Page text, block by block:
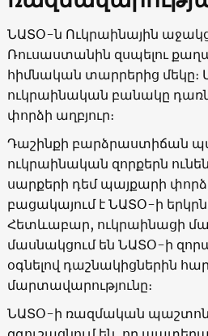
ՆԱՏՕ-ն Ուկրաինային
Ռուսաստանին զսպելու
հիմնական տարրերից մեկը։
ուկրաինական բանակը
փորձի աղբյուր։
Դաշինքի բարձրաստիճան
ուկրաինական զորքերն
սարքերի դեմ պայքարի փորձ,
բացակայում է ՆԱՏՕ-ի
Հետևաբար, ուկրաինացի
մասնակցում են ՆԱՏՕ-ի
օգնելով դաշնակիցներին
մարտավարությունը։
ՆԱՏՕ-ի ռազմական